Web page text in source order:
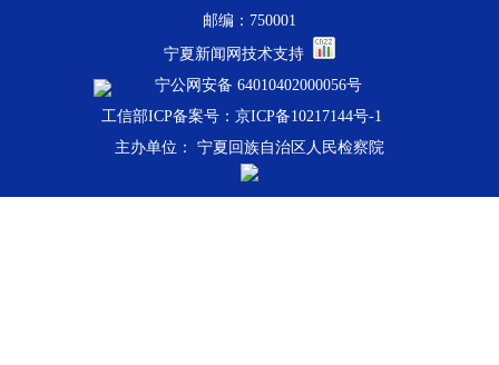
邮编：750001
宁夏新闻网技术支持
宁公网安备 64010402000056号
工信部ICP备案号：京ICP备10217144号-1
主办单位： 宁夏回族自治区人民检察院